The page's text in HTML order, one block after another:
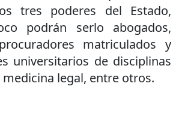
tres poderes del Estado,
podrán serlo abogados,
matriculados y
universitarios de disciplinas
legal, entre otros.